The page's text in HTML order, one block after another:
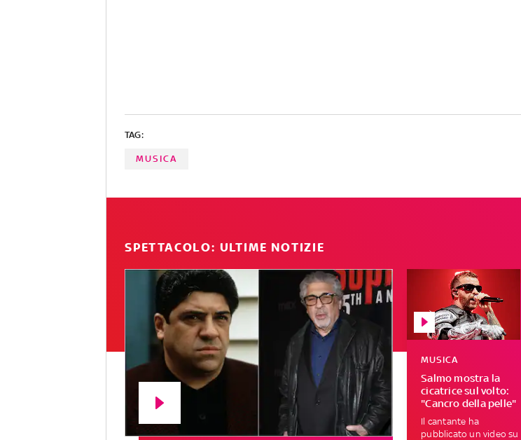
TAG:
MUSICA
SPETTACOLO: ULTIME NOTIZIE
Salmo mostra la
cicatrice sul volto:
"Cancro della pelle"
MUSICA
Il cantante ha
pubblicato un video su